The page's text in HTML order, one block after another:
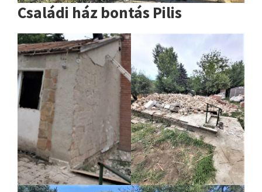
Családi ház bontás Pilis